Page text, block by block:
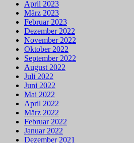
April 2023
März 2023
Februar 2023
Dezember 2022
November 2022
Oktober 2022
September 2022
August 2022
Juli 2022
Juni 2022
Mai 2022
April 2022
März 2022
Februar 2022
Januar 2022
Dezember 2021